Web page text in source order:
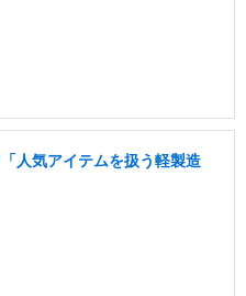
人気アイテムを扱う軽製造